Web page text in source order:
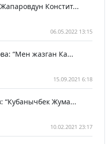
Констит...
06.05.2022 13:15
“Мен жазган Ка...
15.09.2021 6:18
“Кубанычбек Жума...
10.02.2021 23:17